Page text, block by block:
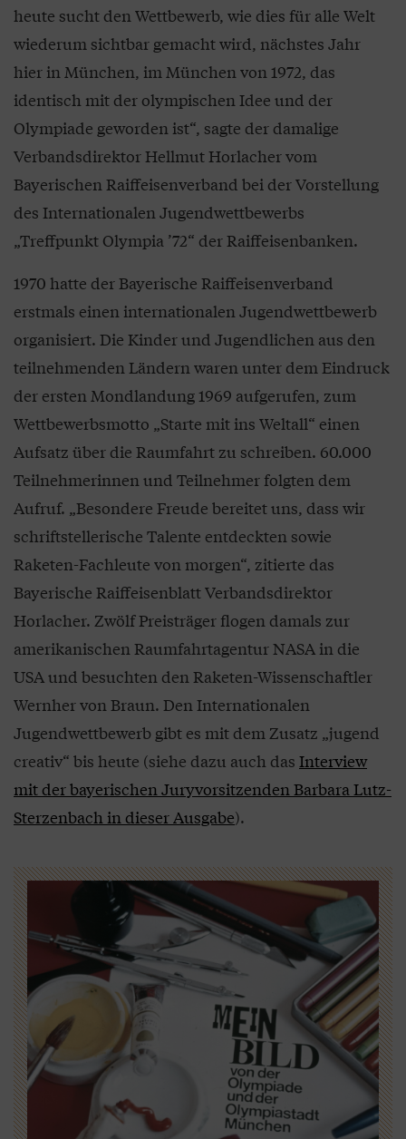
heute sucht den Wettbewerb, wie dies für alle Welt
wiederum sichtbar gemacht wird, nächstes Jahr
hier in München, im München von 1972, das
identisch mit der olympischen Idee und der
Olympiade geworden ist“, sagte der damalige
Verbandsdirektor Hellmut Horlacher vom
Bayerischen Raiffeisenverband bei der Vorstellung
des Internationalen Jugendwettbewerbs
„Treffpunkt Olympia ’72“ der Raiffeisenbanken.
1970 hatte der Bayerische Raiffeisenverband
erstmals einen internationalen Jugendwettbewerb
organisiert. Die Kinder und Jugendlichen aus den
teilnehmenden Ländern waren unter dem Eindruck
der ersten Mondlandung 1969 aufgerufen, zum
Wettbewerbsmotto „Starte mit ins Weltall“ einen
Aufsatz über die Raumfahrt zu schreiben. 60.000
Teilnehmerinnen und Teilnehmer folgten dem
Aufruf. „Besondere Freude bereitet uns, dass wir
schriftstellerische Talente entdeckten sowie
Raketen-Fachleute von morgen“, zitierte das
Bayerische Raiffeisenblatt Verbandsdirektor
Horlacher. Zwölf Preisträger flogen damals zur
amerikanischen Raumfahrtagentur NASA in die
USA und besuchten den Raketen-Wissenschaftler
Wernher von Braun. Den Internationalen
Jugendwettbewerb gibt es mit dem Zusatz „jugend
creativ“ bis heute (siehe dazu auch das Interview
mit der bayerischen Juryvorsitzenden Barbara Lutz-
Sterzenbach in dieser Ausgabe).